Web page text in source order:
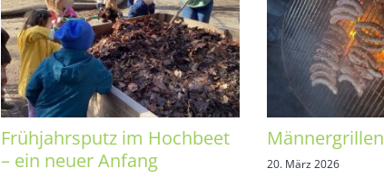
Frühjahrsputz im Hochbeet
– ein neuer Anfang
Männergrillen
20. März 2026